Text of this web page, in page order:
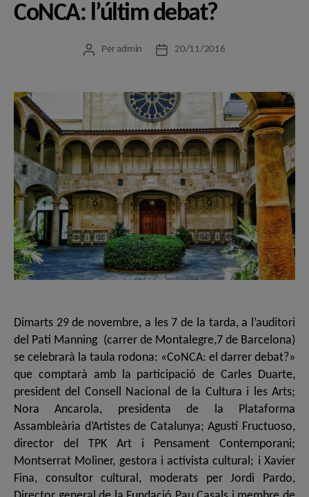
CoNCA: l’últim debat?
Autor
Per admin
Data20/11/2016
Dimarts 29 de novembre, a les 7 de la tarda, a l’auditori
del Pati Manning (carrer de Montalegre,7 de Barcelona)
se celebrarà la taula rodona: «CoNCA: el darrer debat?»
que comptarà amb la participació de Carles Duarte,
president del Consell Nacional de la Cultura i les Arts;
Nora Ancarola, presidenta de la Plataforma
Assambleària d’Artistes de Catalunya; Agustí Fructuoso,
director del TPK Art i Pensament Contemporani;
Montserrat Moliner, gestora i activista cultural; i Xavier
Fina, consultor cultural, moderats per Jordi Pardo,